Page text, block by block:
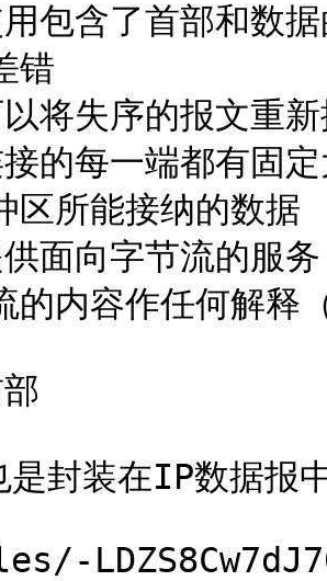
包含了首部和数
错
将失序的报文重
的每一端都有固
区所能接纳的数据
面向字节流的服
的内容作任何解释
是封装在IP数据报